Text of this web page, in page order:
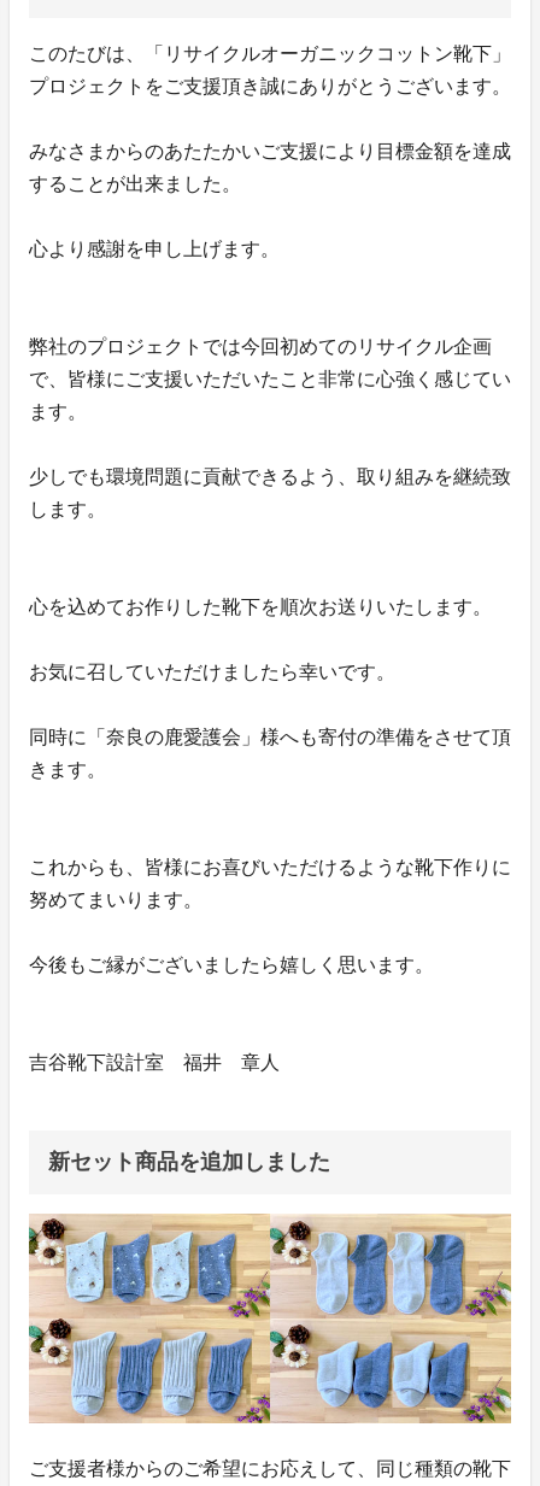
このたびは、「リサイクルオーガニックコットン靴下」
プロジェクトをご支援頂き誠にありがとうございます。
みなさまからのあたたかいご支援により目標金額を達成
することが出来ました。
心より感謝を申し上げます。
弊社のプロジェクトでは今回初めてのリサイクル企画
で、皆様にご支援いただいたこと非常に心強く感じてい
ます。
少しでも環境問題に貢献できるよう、取り組みを継続致
します。
心を込めてお作りした靴下を順次お送りいたします。
お気に召していただけましたら幸いです。
同時に「奈良の鹿愛護会」様へも寄付の準備をさせて頂
きます。
これからも、皆様にお喜びいただけるような靴下作りに
努めてまいります。
今後もご縁がございましたら嬉しく思います。
吉谷靴下設計室 福井 章人
新セット商品を追加しました
ご支援者様からのご希望にお応えして、同じ種類の靴下